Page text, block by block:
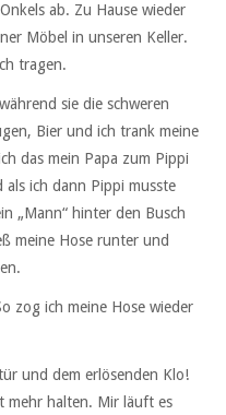
ab. Zu Hause wieder
Möbel in unseren Keller.
tragen.
sie die schweren
Bier und ich trank meine
das mein Papa zum Pippi
ich dann Pippi musste
„Mann“ hinter den Busch
meine Hose runter und
zog ich meine Hose wieder
und dem erlösenden Klo!
mehr halten. Mir läuft es